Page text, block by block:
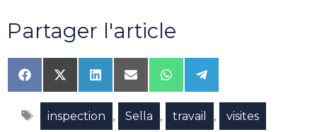
Partager l'article
Share
on
Facebook
Share
on
X
(Twitter)
Share
on
LinkedIn
Share
on
Email
Share
on
WhatsApp
Share
on
Telegram
Étiquettes
inspection , Sella , travail , visites